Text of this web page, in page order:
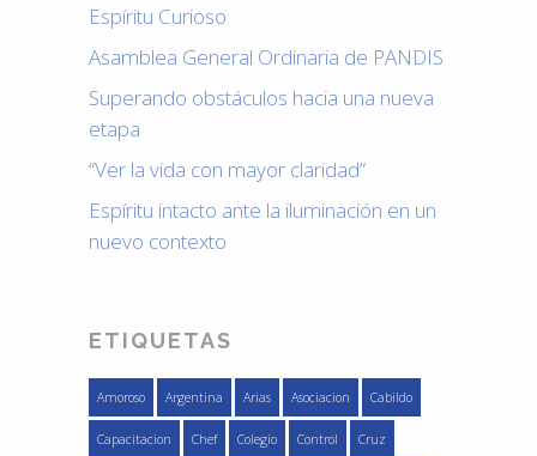
Espíritu Curioso
Asamblea General Ordinaria de PANDIS
Superando obstáculos hacia una nueva
etapa
“Ver la vida con mayor claridad”
Espíritu intacto ante la iluminación en un
nuevo contexto
ETIQUETAS
Amoroso Argentina Arias Asociacion Cabildo
Capacitacion Chef Colegio Control Cruz